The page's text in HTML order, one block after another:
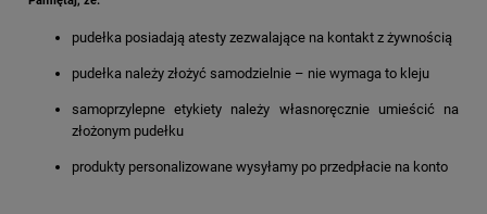
pudełka posiadają atesty zezwalające na kontakt z żywnością
pudełka należy złożyć samodzielnie – nie wymaga to kleju
samoprzylepne etykiety należy własnoręcznie umieścić na
złożonym pudełku
produkty personalizowane wysyłamy po przedpłacie na konto